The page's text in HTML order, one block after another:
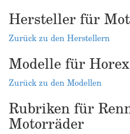
Hersteller für
Zurück zu den Herstellern
Modelle für
Zurück zu den Modellen
Rubriken für
Motorräder